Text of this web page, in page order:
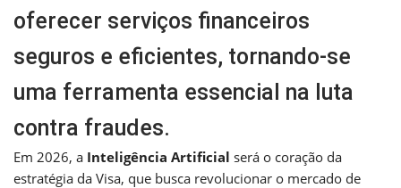
oferecer serviços financeiros
seguros e eficientes, tornando-se
uma ferramenta essencial na luta
contra fraudes.
Em 2026, a Inteligência Artificial será o coração da
estratégia da Visa, que busca revolucionar o mercado de